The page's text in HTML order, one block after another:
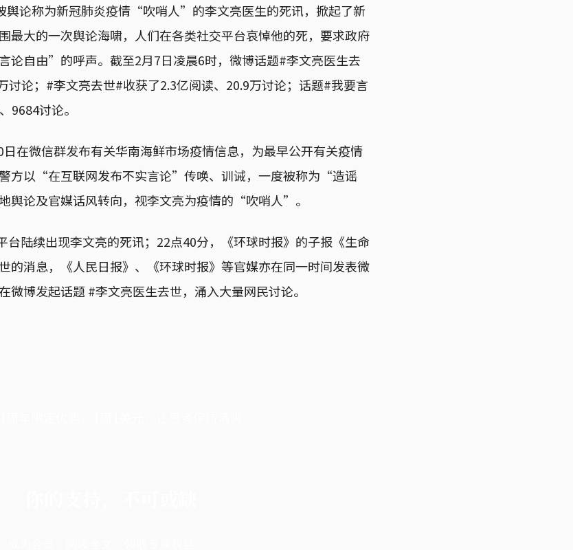
舆论称为新冠肺炎疫情“吹哨人”的李文亮医生的死讯，掀起了新
最大的一次舆论海啸，人们在各类社交平台哀悼他的死，要求政府
论自由”的呼声。截至2月7日凌晨6时，微博话题#李文亮医生去
讨论；#李文亮去世#收获了2.3亿阅读、20.9万讨论；话题#我要言
9684讨论。
在微信群发布有关华南海鲜市场疫情信息，为最早公开有关疫情
方以“在互联网发布不实言论”传唤、训诫，一度被称为“造谣
舆论及官媒话风转向，视李文亮为疫情的“吹哨人”。
台陆续出现李文亮的死讯；22点40分，《环球时报》的子报《生命
的消息，《人民日报》、《环球时报》等官媒亦在同一时间发表微
微博发起话题 #李文亮医生去世，涌入大量网民讨论。